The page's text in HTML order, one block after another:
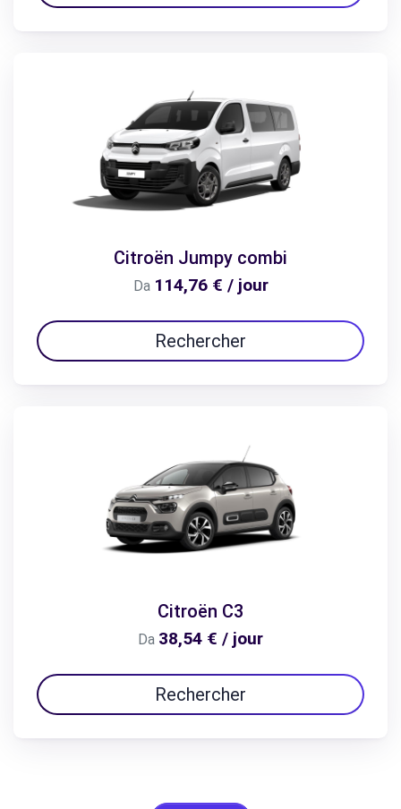
Citroën Jumpy combi
Da 114,76 € / jour
Rechercher
Citroën C3
Da 38,54 € / jour
Rechercher